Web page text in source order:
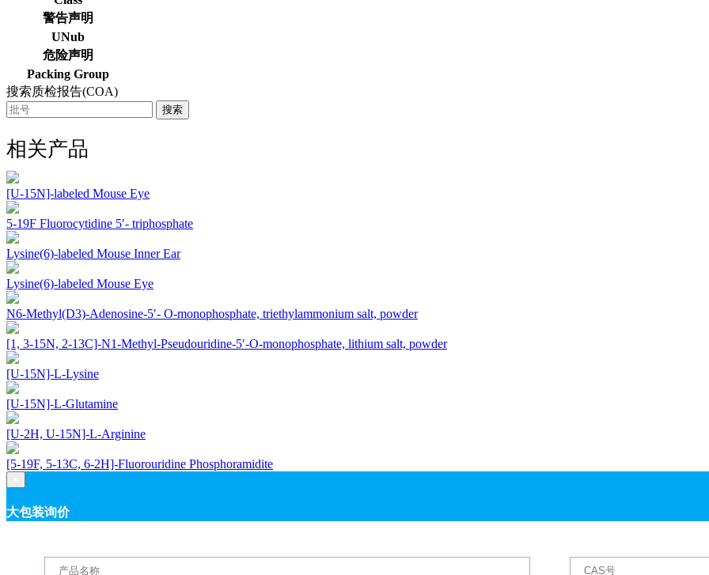
警告声明
UNub
危险声明
Packing Group
搜索质检报告(COA)
搜索
相关产品
[U-15N]-labeled Mouse Eye
5-19F Fluorocytidine 5′- triphosphate
Lysine(6)-labeled Mouse Inner Ear
Lysine(6)-labeled Mouse Eye
N6-Methyl(D3)-Adenosine-5′- O-monophosphate, triethylammonium salt, powder
[1, 3-15N, 2-13C]-N1-Methyl-Pseudouridine-5′-O-monophosphate, lithium salt, powder
[U-15N]-L-Lysine
[U-15N]-L-Glutamine
[U-2H, U-15N]-L-Arginine
[5-19F, 5-13C, 6-2H]-Fluorouridine Phosphoramidite
大包装询价